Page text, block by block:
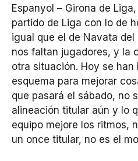
Espanyol – Girona de Liga,
partido de Liga con lo de
igual que el de Navata del
nos faltan jugadores, y la
otra situación. Hoy se
esquema para mejorar
que pasará el sábado, no
alineación titular aún y lo
equipo mejore los ritmos,
un once titular, no es el